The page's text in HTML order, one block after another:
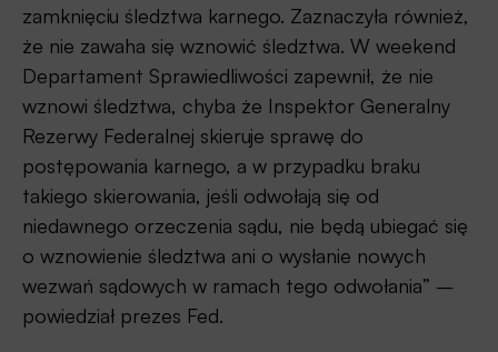
zamknięciu śledztwa karnego. Zaznaczyła również,
że nie zawaha się wznowić śledztwa. W weekend
Departament Sprawiedliwości zapewnił, że nie
wznowi śledztwa, chyba że Inspektor Generalny
Rezerwy Federalnej skieruje sprawę do
postępowania karnego, a w przypadku braku
takiego skierowania, jeśli odwołają się od
niedawnego orzeczenia sądu, nie będą ubiegać się
o wznowienie śledztwa ani o wysłanie nowych
wezwań sądowych w ramach tego odwołania” –
powiedział prezes Fed.